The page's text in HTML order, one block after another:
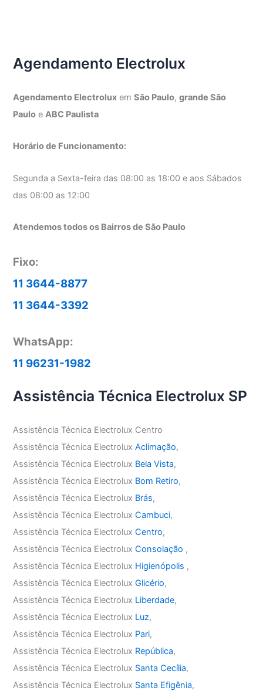
Agendamento Electrolux
Agendamento Electrolux emSão Paulo,grande São
Paulo eABC Paulista
Horário de Funcionamento:
Segunda a Sexta-feira das 08:00 as 18:00 e aos Sábados
das 08:00 as 12:00
Atendemos todos os Bairros de São Paulo
Fixo:
11 3644-8877
11 3644-3392
WhatsApp:
11 96231-1982
Assistência Técnica Electrolux SP
Assistência Técnica Electrolux Centro
Assistência Técnica ElectroluxAclimação,
Assistência Técnica Electrolux Bela Vista,
Assistência Técnica Electrolux Bom Retiro,
Assistência Técnica Electrolux Brás,
Assistência Técnica ElectroluxCambuci,
Assistência Técnica ElectroluxCentro,
Assistência Técnica ElectroluxConsolação ,
Assistência Técnica Electrolux Higienópolis ,
Assistência Técnica ElectroluxGlicério,
Assistência Técnica Electrolux Liberdade,
Assistência Técnica Electrolux Luz,
Assistência Técnica Electrolux Pari,
Assistência Técnica Electrolux República,
Assistência Técnica Electrolux Santa Cecília,
Assistência Técnica Electrolux Santa Efigênia,